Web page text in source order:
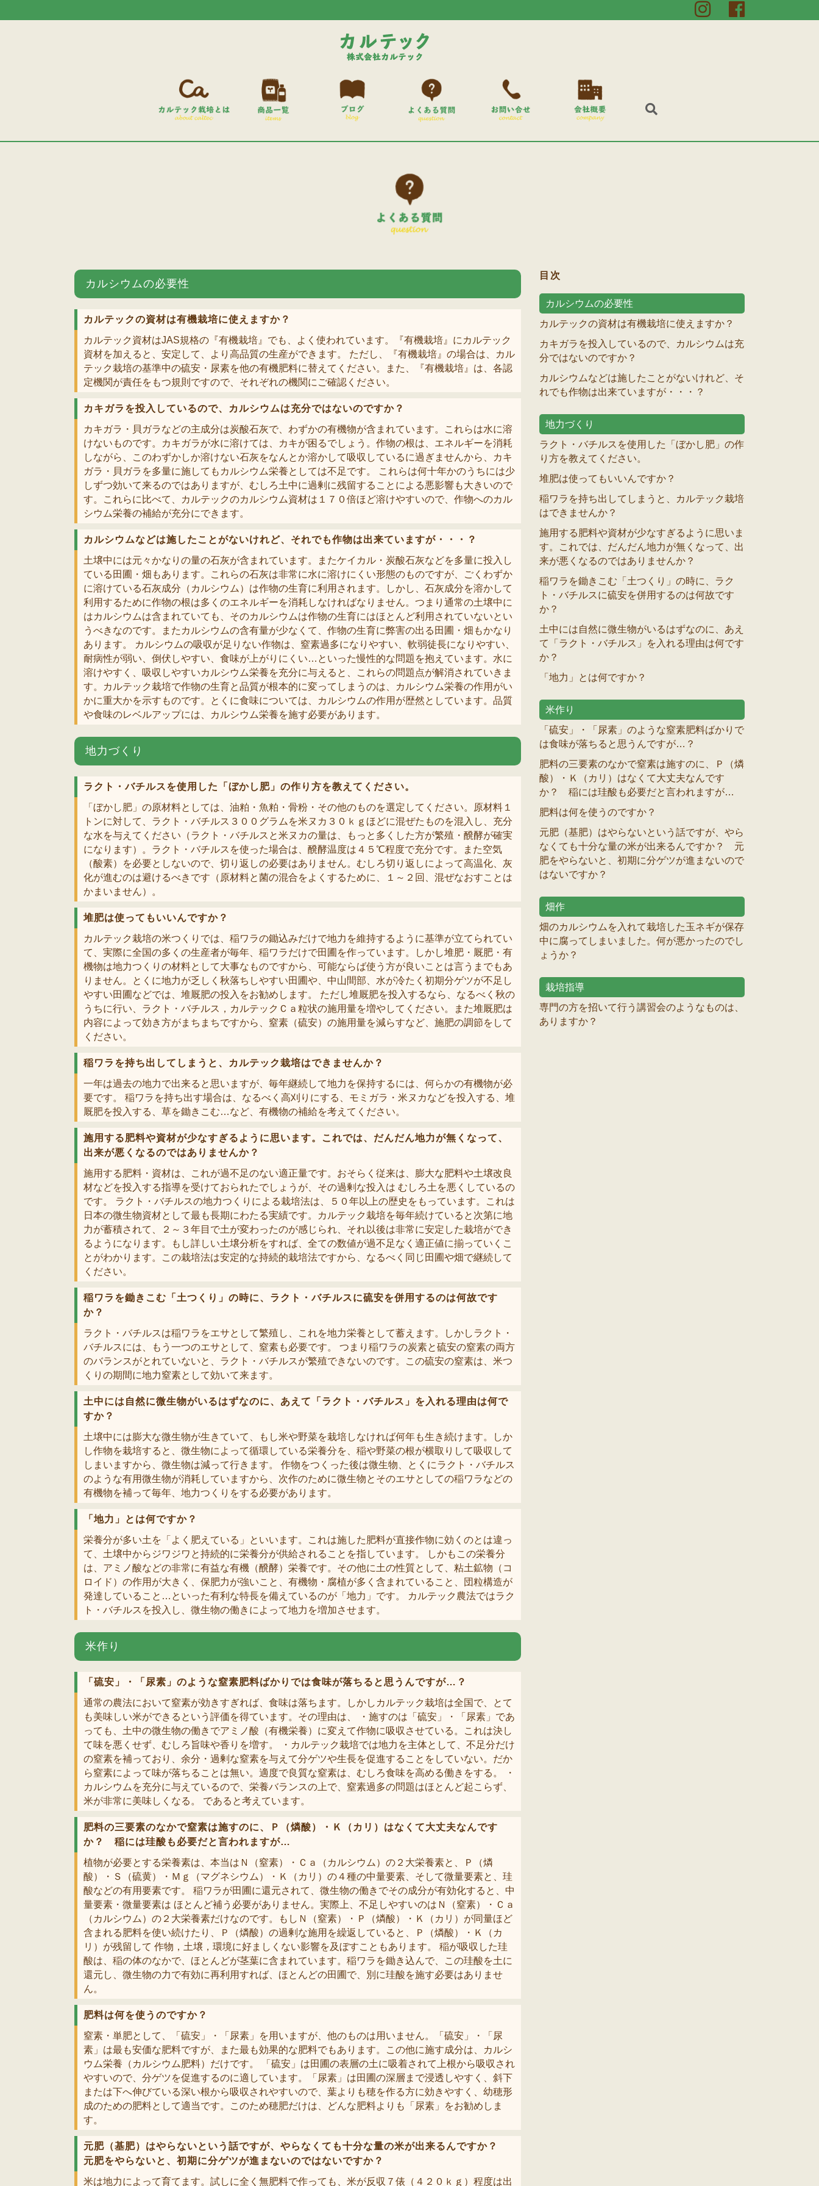
カルシウムの必要性
カルテックの資材は有機栽培に使えますか？
カルテック資材はJAS規格の『有機栽培』でも、よく使われています。『有機栽培』にカルテック
資材を加えると、安定して、より高品質の生産ができます。 ただし、『有機栽培』の場合は、カル
テック栽培の基準中の硫安・尿素を他の有機肥料に替えてください。また、『有機栽培』は、各認
定機関が責任をもつ規則ですので、それぞれの機関にご確認ください。
カキガラを投入しているので、カルシウムは充分ではないのですか？
カキガラ・貝ガラなどの主成分は炭酸石灰で、わずかの有機物が含まれています。これらは水に溶
けないものです。カキガラが水に溶けては、カキが困るでしょう。作物の根は、エネルギーを消耗
しながら、このわずかしか溶けない石灰をなんとか溶かして吸収しているに過ぎませんから、カキ
ガラ・貝ガラを多量に施してもカルシウム栄養としては不足です。 これらは何十年かのうちには少
しずつ効いて来るのではありますが、むしろ土中に過剰に残留することによる悪影響も大きいので
す。これらに比べて、カルテックのカルシウム資材は１７０倍ほど溶けやすいので、作物へのカル
シウム栄養の補給が充分にできます。
カルシウムなどは施したことがないけれど、それでも作物は出来ていますが・・・？
土壌中には元々かなりの量の石灰が含まれています。またケイカル・炭酸石灰などを多量に投入し
ている田圃・畑もあります。これらの石灰は非常に水に溶けにくい形態のものですが、ごくわずか
に溶けている石灰成分（カルシウム）は作物の生育に利用されます。しかし、石灰成分を溶かして
利用するために作物の根は多くのエネルギーを消耗しなければなりません。つまり通常の土壌中に
はカルシウムは含まれていても、そのカルシウムは作物の生育にはほとんど利用されていないとい
うべきなのです。またカルシウムの含有量が少なくて、作物の生育に弊害の出る田圃・畑もかなり
あります。 カルシウムの吸収が足りない作物は、窒素過多になりやすい、軟弱徒長になりやすい、
耐病性が弱い、倒伏しやすい、食味が上がりにくい…といった慢性的な問題を抱えています。水に
溶けやすく、吸収しやすいカルシウム栄養を充分に与えると、これらの問題点が解消されていきま
す。カルテック栽培で作物の生育と品質が根本的に変ってしまうのは、カルシウム栄養の作用がい
かに重大かを示すものです。とくに食味については、カルシウムの作用が歴然としています。品質
や食味のレベルアップには、カルシウム栄養を施す必要があります。
地力づくり
ラクト・バチルスを使用した「ぼかし肥」の作り方を教えてください。
「ぼかし肥」の原材料としては、油粕・魚粕・骨粉・その他のものを選定してください。原材料１
トンに対して、ラクト・バチルス３００グラムを米ヌカ３０ｋｇほどに混ぜたものを混入し、充分
な水を与えてください（ラクト・バチルスと米ヌカの量は、もっと多くした方が繁殖・醗酵が確実
になります）。ラクト・バチルスを使った場合は、醗酵温度は４５℃程度で充分です。また空気
（酸素）を必要としないので、切り返しの必要はありません。むしろ切り返しによって高温化、灰
化が進むのは避けるべきです（原材料と菌の混合をよくするために、１～２回、混ぜなおすことは
かまいません）。
堆肥は使ってもいいんですか？
カルテック栽培の米つくりでは、稲ワラの鋤込みだけで地力を維持するように基準が立てられてい
て、実際に全国の多くの生産者が毎年、稲ワラだけで田圃を作っています。しかし堆肥・厩肥・有
機物は地力つくりの材料として大事なものですから、可能ならば使う方が良いことは言うまでもあ
りません。とくに地力が乏しく秋落ちしやすい田圃や、中山間部、水が冷たく初期分ゲツが不足し
やすい田圃などでは、堆厩肥の投入をお勧めします。 ただし堆厩肥を投入するなら、なるべく秋の
うちに行い、ラクト・バチルス，カルテックＣａ粒状の施用量を増やしてください。また堆厩肥は
内容によって効き方がまちまちですから、窒素（硫安）の施用量を減らすなど、施肥の調節をして
ください。
稲ワラを持ち出してしまうと、カルテック栽培はできませんか？
一年は過去の地力で出来ると思いますが、毎年継続して地力を保持するには、何らかの有機物が必
要です。 稲ワラを持ち出す場合は、なるべく高刈りにする、モミガラ・米ヌカなどを投入する、堆
厩肥を投入する、草を鋤きこむ…など、有機物の補給を考えてください。
施用する肥料や資材が少なすぎるように思います。これでは、だんだん地力が無くなって、
出来が悪くなるのではありませんか？
施用する肥料・資材は、これが過不足のない適正量です。おそらく従来は、膨大な肥料や土壌改良
材などを投入する指導を受けておられたでしょうが、その過剰な投入は むしろ土を悪くしているの
です。 ラクト・バチルスの地力つくりによる栽培法は、５０年以上の歴史をもっています。これは
日本の微生物資材として最も長期にわたる実績です。カルテック栽培を毎年続けていると次第に地
力が蓄積されて、２～３年目で土が変わったのが感じられ、それ以後は非常に安定した栽培ができ
るようになります。もし詳しい土壌分析をすれば、全ての数値が過不足なく適正値に揃っていくこ
とがわかります。この栽培法は安定的な持続的栽培法ですから、なるべく同じ田圃や畑で継続して
ください。
稲ワラを鋤きこむ「土つくり」の時に、ラクト・バチルスに硫安を併用するのは何故です
か？
ラクト・バチルスは稲ワラをエサとして繁殖し、これを地力栄養として蓄えます。しかしラクト・
バチルスには、もう一つのエサとして、窒素も必要です。 つまり稲ワラの炭素と硫安の窒素の両方
のバランスがとれていないと、ラクト・バチルスが繁殖できないのです。この硫安の窒素は、米つ
くりの期間に地力窒素として効いて来ます。
土中には自然に微生物がいるはずなのに、あえて「ラクト・バチルス」を入れる理由は何で
すか？
土壌中には膨大な微生物が生きていて、もし米や野菜を栽培しなければ何年も生き続けます。しか
し作物を栽培すると、微生物によって循環している栄養分を、稲や野菜の根が横取りして吸収して
しまいますから、微生物は減って行きます。 作物をつくった後は微生物、とくにラクト・バチルス
のような有用微生物が消耗していますから、次作のために微生物とそのエサとしての稲ワラなどの
有機物を補って毎年、地力つくりをする必要があります。
「地力」とは何ですか？
栄養分が多い土を「よく肥えている」といいます。これは施した肥料が直接作物に効くのとは違っ
て、土壌中からジワジワと持続的に栄養分が供給されることを指しています。 しかもこの栄養分
は、アミノ酸などの非常に有益な有機（醗酵）栄養です。その他に土の性質として、粘土鉱物（コ
ロイド）の作用が大きく、保肥力が強いこと、有機物・腐植が多く含まれていること、団粒構造が
発達していること…といった有利な特長を備えているのが「地力」です。 カルテック農法ではラク
ト・バチルスを投入し、微生物の働きによって地力を増加させます。
米作り
「硫安」・「尿素」のような窒素肥料ばかりでは食味が落ちると思うんですが…？
通常の農法において窒素が効きすぎれば、食味は落ちます。しかしカルテック栽培は全国で、とて
も美味しい米ができるという評価を得ています。その理由は、 ・施すのは「硫安」・「尿素」であ
っても、土中の微生物の働きでアミノ酸（有機栄養）に変えて作物に吸収させている。これは決し
て味を悪くせず、むしろ旨味や香りを増す。 ・カルテック栽培では地力を主体として、不足分だけ
の窒素を補っており、余分・過剰な窒素を与えて分ゲツや生長を促進することをしていない。だか
ら窒素によって味が落ちることは無い。適度で良質な窒素は、むしろ食味を高める働きをする。 ・
カルシウムを充分に与えているので、栄養バランスの上で、窒素過多の問題はほとんど起こらず、
米が非常に美味しくなる。 であると考えています。
肥料の三要素のなかで窒素は施すのに、Ｐ（燐酸）・Ｋ（カリ）はなくて大丈夫なんです
か？ 稲には珪酸も必要だと言われますが…
植物が必要とする栄養素は、本当はＮ（窒素）・Ｃａ（カルシウム）の２大栄養素と、Ｐ（燐
酸）・Ｓ（硫黄）・Ｍｇ（マグネシウム）・Ｋ（カリ）の４種の中量要素、そして微量要素と、珪
酸などの有用要素です。 稲ワラが田圃に還元されて、微生物の働きでその成分が有効化すると、中
量要素・微量要素は ほとんど補う必要がありません。実際上、不足しやすいのはＮ（窒素）・Ｃａ
（カルシウム）の２大栄養素だけなのです。もしＮ（窒素）・Ｐ（燐酸）・Ｋ（カリ）が同量ほど
含まれる肥料を使い続けたり、Ｐ（燐酸）の過剰な施用を繰返していると、Ｐ（燐酸）・Ｋ（カ
リ）が残留して 作物，土壌，環境に好ましくない影響を及ぼすこともあります。 稲が吸収した珪
酸は、稲の体のなかで、ほとんどが茎葉に含まれています。稲ワラを鋤き込んで、この珪酸を土に
還元し、微生物の力で有効に再利用すれば、ほとんどの田圃で、別に珪酸を施す必要はありませ
ん。
肥料は何を使うのですか？
窒素・単肥として、「硫安」・「尿素」を用いますが、他のものは用いません。「硫安」・「尿
素」は最も安価な肥料ですが、また最も効果的な肥料でもあります。この他に施す成分は、カルシ
ウム栄養（カルシウム肥料）だけです。 「硫安」は田圃の表層の土に吸着されて上根から吸収され
やすいので、分ゲツを促進するのに適しています。「尿素」は田圃の深層まで浸透しやすく、斜下
または下へ伸びている深い根から吸収されやすいので、葉よりも穂を作る方に効きやすく、幼穂形
成のための肥料として適当です。このため穂肥だけは、どんな肥料よりも「尿素」をお勧めしま
す。
元肥（基肥）はやらないという話ですが、やらなくても十分な量の米が出来るんですか？
元肥をやらないと、初期に分ゲツが進まないのではないですか？
米は地力によって育てます。試しに全く無肥料で作っても、米が反収７俵（４２０ｋｇ）程度は出
目次
カルシウムの必要性
カルテックの資材は有機栽培に使えますか？
カキガラを投入しているので、カルシウムは充
分ではないのですか？
カルシウムなどは施したことがないけれど、そ
れでも作物は出来ていますが・・・？
地力づくり
ラクト・バチルスを使用した「ぼかし肥」の作
り方を教えてください。
堆肥は使ってもいいんですか？
稲ワラを持ち出してしまうと、カルテック栽培
はできませんか？
施用する肥料や資材が少なすぎるように思いま
す。これでは、だんだん地力が無くなって、出
来が悪くなるのではありませんか？
稲ワラを鋤きこむ「土つくり」の時に、ラク
ト・バチルスに硫安を併用するのは何故です
か？
土中には自然に微生物がいるはずなのに、あえ
て「ラクト・バチルス」を入れる理由は何です
か？
「地力」とは何ですか？
米作り
「硫安」・「尿素」のような窒素肥料ばかりで
は食味が落ちると思うんですが…？
肥料の三要素のなかで窒素は施すのに、Ｐ（燐
酸）・Ｋ（カリ）はなくて大丈夫なんです
か？ 稲には珪酸も必要だと言われますが…
肥料は何を使うのですか？
元肥（基肥）はやらないという話ですが、やら
なくても十分な量の米が出来るんですか？ 元
肥をやらないと、初期に分ゲツが進まないので
はないですか？
畑作
畑のカルシウムを入れて栽培した玉ネギが保存
中に腐ってしまいました。何が悪かったのでし
ょうか？
栽培指導
専門の方を招いて行う講習会のようなものは、
ありますか？